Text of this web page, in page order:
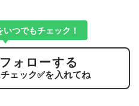
つでもチェック！
ォローする
ェック✅を入れてね